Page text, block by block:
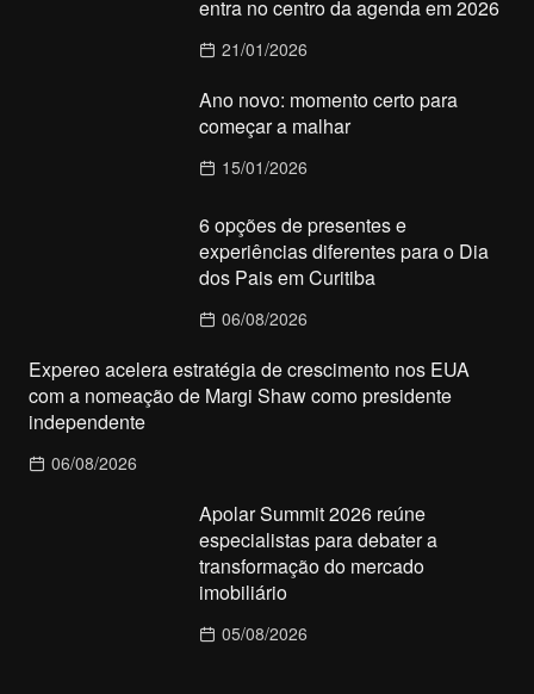
entra no centro da agenda em 2026
21/01/2026
Ano novo: momento certo para
começar a malhar
15/01/2026
6 opções de presentes e
experiências diferentes para o Dia
dos Pais em Curitiba
06/08/2026
Expereo acelera estratégia de crescimento nos EUA
com a nomeação de Margi Shaw como presidente
independente
06/08/2026
Apolar Summit 2026 reúne
especialistas para debater a
transformação do mercado
imobiliário
05/08/2026